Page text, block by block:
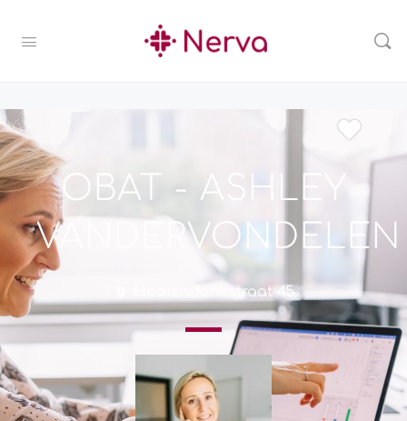
OBAT - ASHLEY
VANDERVONDELEN
Hooiendonkstraat 45